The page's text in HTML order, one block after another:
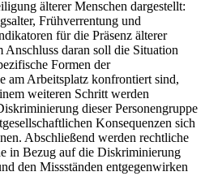
älterer Menschen dargestellt:
Frühverrentung und
für die Präsenz älterer
Anschluss daran soll die Situation
Formen der
am Arbeitsplatz konfrontiert sind,
weiteren Schritt werden
dieser Personengruppe
Konsequenzen sich
Abschließend werden rechtliche
in Bezug auf die Diskriminierung
den Missständen entgegenwirken